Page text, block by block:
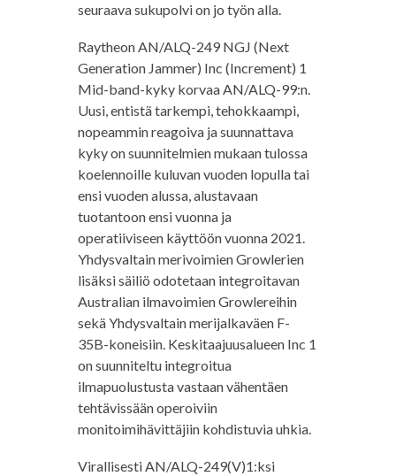
seuraava sukupolvi on jo työn alla.
Raytheon AN/ALQ-249 NGJ (Next
Generation Jammer) Inc (Increment) 1
Mid-band-kyky korvaa AN/ALQ-99:n.
Uusi, entistä tarkempi, tehokkaampi,
nopeammin reagoiva ja suunnattava
kyky on suunnitelmien mukaan tulossa
koelennoille kuluvan vuoden lopulla tai
ensi vuoden alussa, alustavaan
tuotantoon ensi vuonna ja
operatiiviseen käyttöön vuonna 2021.
Yhdysvaltain merivoimien Growlerien
lisäksi säiliö odotetaan integroitavan
Australian ilmavoimien Growlereihin
sekä Yhdysvaltain merijalkaväen F-
35B-koneisiin. Keskitaajuusalueen Inc 1
on suunniteltu integroitua
ilmapuolustusta vastaan vähentäen
tehtävissään operoiviin
monitoimihävittäjiin kohdistuvia uhkia.
Virallisesti AN/ALQ-249(V)1:ksi